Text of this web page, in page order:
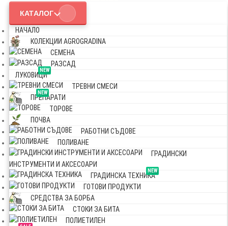
КАТАЛОГ
НАЧАЛО
КОЛЕКЦИИ AGROGRADINA
СЕМЕНА
РАЗСАД
NEW
ЛУКОВИЦИ
ТРЕВНИ СМЕСИ
NEW
ПРЕПАРАТИ
ТОРОВЕ
ПОЧВА
РАБОТНИ СЪДОВЕ
ПОЛИВАНЕ
ГРАДИНСКИ
ИНСТРУМЕНТИ И АКСЕСОАРИ
NEW
ГРАДИНСКА ТЕХНИКА
ГОТОВИ ПРОДУКТИ
СРЕДСТВА ЗА БОРБА
СТОКИ ЗА БИТА
ПОЛИЕТИЛЕН